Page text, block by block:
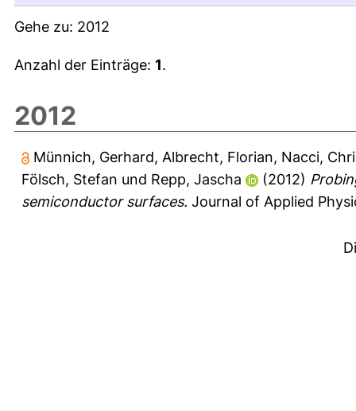
Gehe zu: 2012
Anzahl der Einträge: 1.
2012
Münnich, Gerhard, Albrecht, Florian, Nacci,
Fölsch, Stefan und Repp, Jascha (2012)
semiconductor surfaces. Journal of Applied